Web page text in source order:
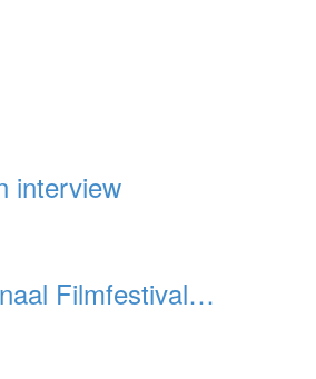
interview
Filmfestival…